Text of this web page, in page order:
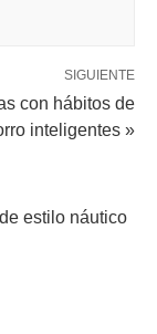
SIGUIENTE
con hábitos de
inteligentes »
estilo náutico